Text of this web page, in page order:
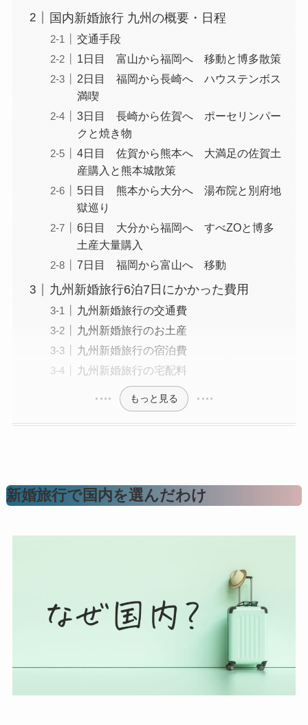
国内新婚旅行 九州の概要・日程
交通手段
1日目 富山から福岡へ 移動と博多散策
2日目 福岡から長崎へ ハウステンボス
満喫
3日目 長崎から佐賀へ ポーセリンパー
クと焼き物
4日目 佐賀から熊本へ 大満足の佐賀土
産購入と熊本城散策
5日目 熊本から大分へ 湯布院と別府地
獄巡り
6日目 大分から福岡へ すべZOと博多
土産大量購入
7日目 福岡から富山へ 移動
九州新婚旅行6泊7日にかかった費用
九州新婚旅行の交通費
九州新婚旅行のお土産
九州新婚旅行の宿泊費
九州新婚旅行の宅配料
もっと見る
新婚旅行で国内を選んだわけ